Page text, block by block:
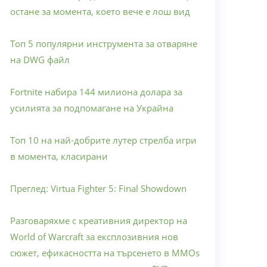
остане за момента, което вече е лош вид
Топ 5 популярни инструмента за отваряне
на DWG файл
Fortnite набира 144 милиона долара за
усилията за подпомагане на Украйна
Топ 10 на най-добрите лутер стрелба игри
в момента, класирани
Преглед: Virtua Fighter 5: Final Showdown
Разговаряхме с креативния директор на
World of Warcraft за експлозивния нов
сюжет, ефикасността на търсенето в MMOs